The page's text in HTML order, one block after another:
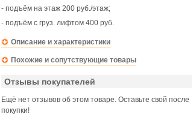
- подъём на этаж 200 руб./этаж;
- подъём с груз. лифтом 400 руб.
Описание и характеристики
Похожие и сопутствующие товары
Отзывы покупателей
Ещё нет отзывов об этом товаре. Оставьте свой после
покупки!